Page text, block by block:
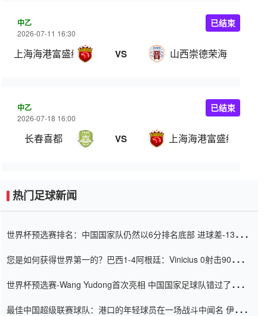
中乙
2026-07-11 16:30
上海海港富盛经开 VS 山西崇德荣海
已结束
中乙
2026-07-18 16:00
长春喜都 VS 上海海港富盛经开
已结束
热门足球新闻
世界杯预选赛排名：中国国家队仍然以6分排名底部 进球差-13令人
您是如何获得世界第一的？巴西1-4阿根廷：Vinicius 0射击90分钟
世界杯预选赛-Wang Yudong首次亮相 中国国家足球队错过了世界
最佳中国超级联赛球队：港口的年轻球员在一场战斗中闻名 伊万放